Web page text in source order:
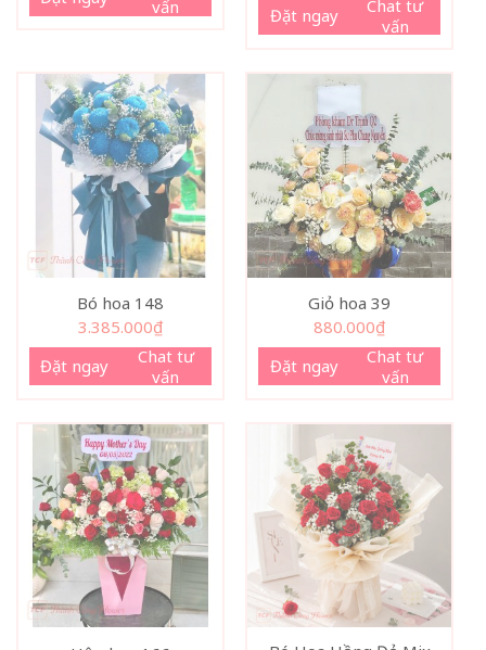
vấn
Đặt ngay
Chat tư
vấn
Bó hoa 148
3.385.000₫
Đặt ngay
Chat tư
vấn
Giỏ hoa 39
880.000₫
Đặt ngay
Chat tư
vấn